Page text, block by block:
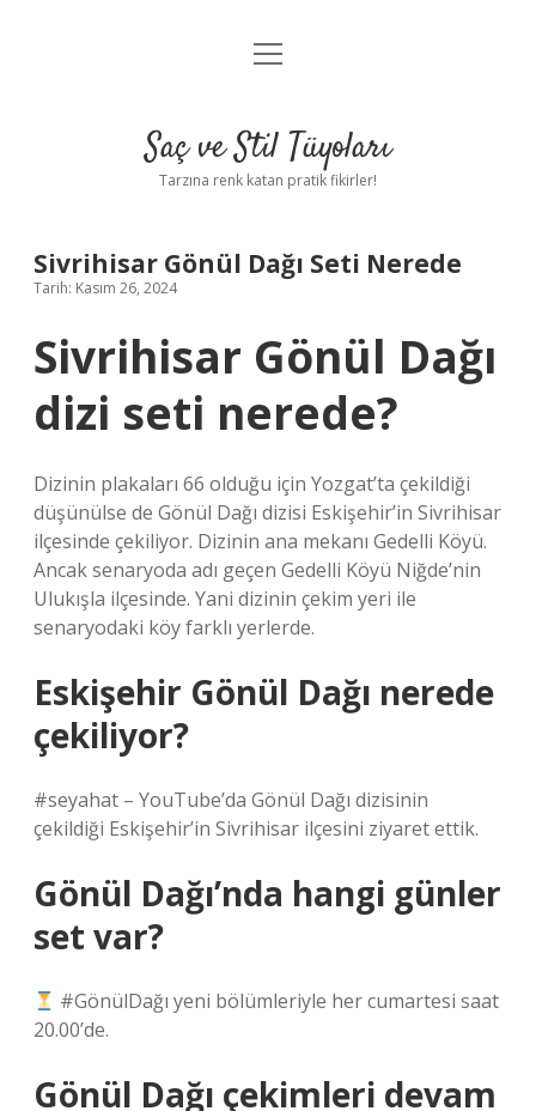
Anasayfa
Yasal Uyarı
menüyü
Saç ve Stil Tüyoları
Tarzına renk katan pratik fikirler!
Sivrihisar Gönül Dağı Seti Nerede
Tarih: Kasım 26, 2024
Sivrihisar Gönül Dağı
dizi seti nerede?
Dizinin plakaları 66 olduğu için Yozgat’ta çekildiği
düşünülse de Gönül Dağı dizisi Eskişehir’in Sivrihisar
ilçesinde çekiliyor. Dizinin ana mekanı Gedelli Köyü.
Ancak senaryoda adı geçen Gedelli Köyü Niğde’nin
Ulukışla ilçesinde. Yani dizinin çekim yeri ile
senaryodaki köy farklı yerlerde.
Eskişehir Gönül Dağı nerede
çekiliyor?
#seyahat – YouTube’da Gönül Dağı dizisinin
çekildiği Eskişehir’in Sivrihisar ilçesini ziyaret ettik.
Gönül Dağı’nda hangi günler
set var?
#GönülDağı yeni bölümleriyle her cumartesi saat
20.00’de.
Gönül Dağı çekimleri devam